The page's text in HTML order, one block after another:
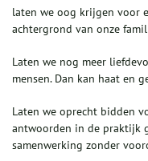
laten we oog krijgen voor
achtergrond van onze
Laten we nog meer
mensen. Dan kan haat en
Laten we oprecht bidden
antwoorden in de praktijk
samenwerking zonder